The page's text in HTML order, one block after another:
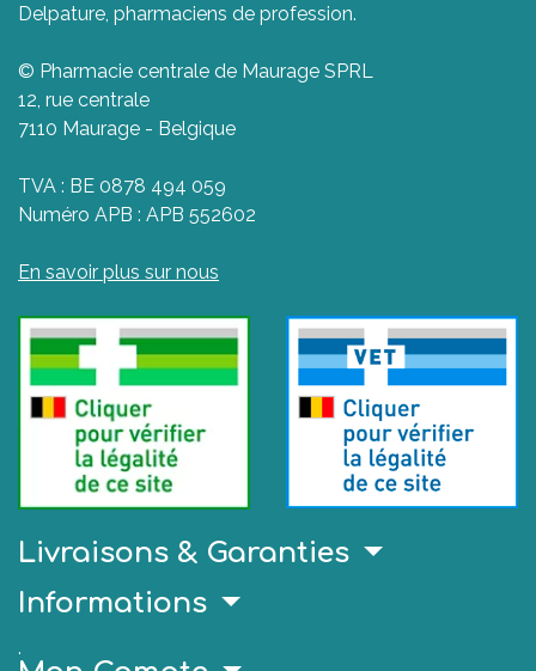
Delpature, pharmaciens de profession.
© Pharmacie centrale de Maurage SPRL
12, rue centrale
7110 Maurage - Belgique
TVA : BE 0878 494 059
Numéro APB : APB 552602
En savoir plus sur nous
Livraisons & Garanties
Informations
.